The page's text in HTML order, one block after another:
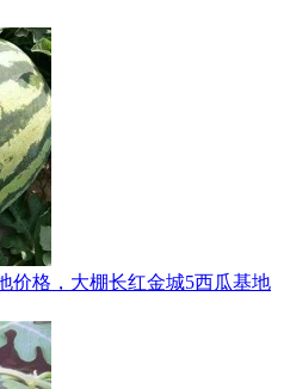
价格，大棚长红金城5西瓜基地